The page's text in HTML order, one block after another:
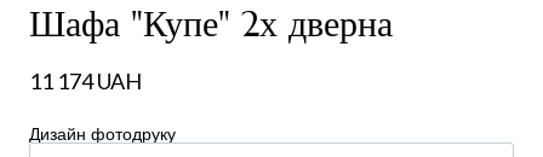
Шафа "Купе" 2х дверна
11 174 UAH
Дизайн фотодруку